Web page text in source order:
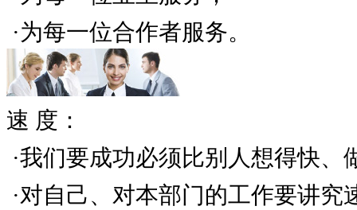
·为每一位合作者服务。
速 度：
·我们要成功必须比别人想得快、
·对自己、对本部门的工作要讲